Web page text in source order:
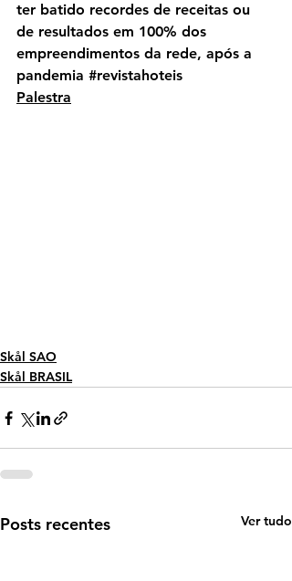
ter batido recordes de receitas ou
de resultados em 100% dos
empreendimentos da rede, após a
pandemia #revistahoteis
Palestra
Skål SAO
Skål BRASIL
Posts recentes Ver tudo